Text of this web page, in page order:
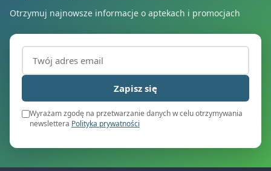
Otrzymuj najnowsze informacje o aptekach i promocjach
Adres email (wymagany)
Zapisz się
Wyrażam zgodę na przetwarzanie danych w celu otrzymywania
newslettera Polityka prywatności